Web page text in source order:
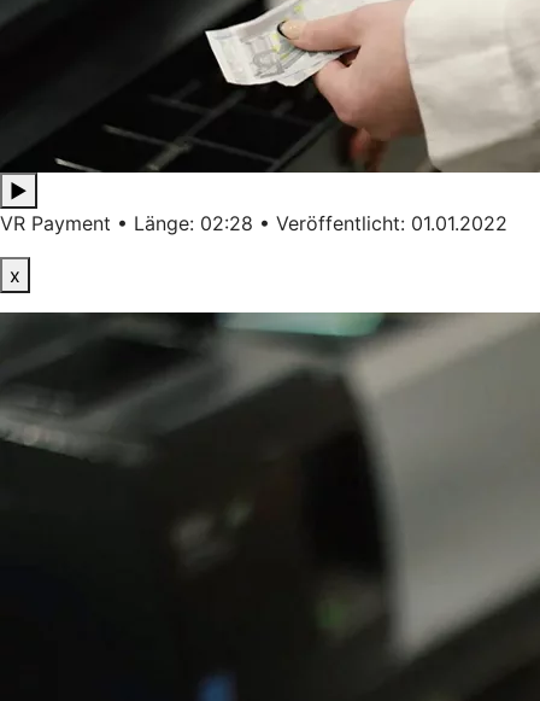
▶
VR Payment • Länge: 02:28 • Veröffentlicht: 01.01.2022
x